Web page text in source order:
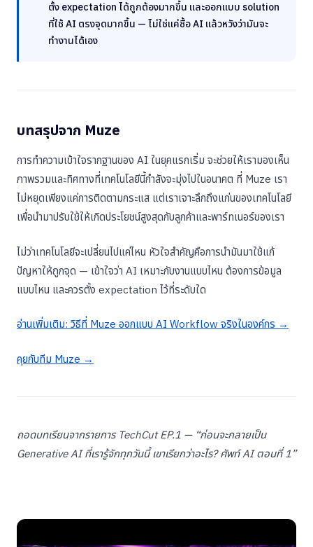
ตั้ง expectation ได้ถูกต้องมากขึ้น และออกแบบ solution
ที่ใช้ AI ตรงจุดมากขึ้น — ไม่ใช่แค่ซื้อ AI แล้วหวังว่ามันจะ
ทำงานได้เอง
บทสรุปจาก Muze
การทำความเข้าใจรากฐานของ AI ในยุคแรกเริ่ม จะช่วยให้เรามองเห็น
ภาพรวมและทิศทางที่เทคโนโลยีนี้กำลังจะมุ่งไปในอนาคต ที่ Muze เรา
ไม่หยุดเพียงแค่การติดตามกระแส แต่เราเจาะลึกถึงแก่นของเทคโนโลยี
เพื่อนำมาปรับใช้ให้เกิดประโยชน์สูงสุดกับลูกค้าและพาร์ทเนอร์ของเรา
ไม่ว่าเทคโนโลยีจะเปลี่ยนไปแค่ไหน หัวใจสำคัญคือการนำมันมาใช้แก้
ปัญหาให้ถูกจุด — เข้าใจว่า AI เหมาะกับงานแบบไหน ต้องการข้อมูล
แบบไหน และควรตั้ง expectation ไว้ที่ระดับใด
อ่านเพิ่มเติม: วิธีที่ Muze ออกแบบ AI Workflow จริงในองค์กร →
คุยกับทีม Muze →
ถอดบทเรียนจากรายการ TechCut EP.1 — “ก่อนจะกลายเป็น
Generative AI ที่เรารู้จักทุกวันนี้ เขาเรียกว่าอะไร? ศัพท์ AI ตอนที่ 1”